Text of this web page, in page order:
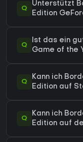
Q
Unterstützt
Edition
Q
Ist das ein
Game of the
Q
Kann ich
Edition auf
Q
Kann ich
Edition auf